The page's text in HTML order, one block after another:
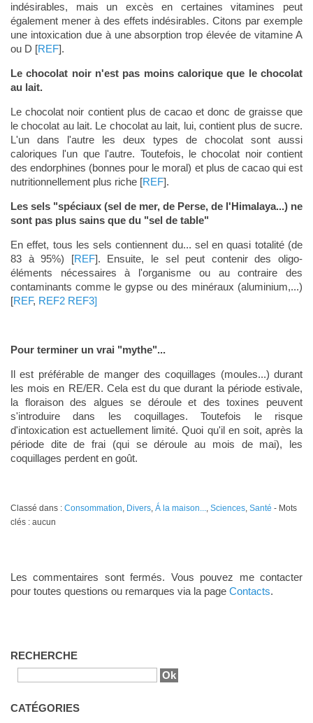
indésirables, mais un excès en certaines vitamines peut
également mener à des effets indésirables. Citons par exemple
une intoxication due à une absorption trop élevée de vitamine A
ou D [REF].
Le chocolat noir n'est pas moins calorique que le chocolat
au lait.
Le chocolat noir contient plus de cacao et donc de graisse que
le chocolat au lait. Le chocolat au lait, lui, contient plus de sucre.
L'un dans l'autre les deux types de chocolat sont aussi
caloriques l'un que l'autre. Toutefois, le chocolat noir contient
des endorphines (bonnes pour le moral) et plus de cacao qui est
nutritionnellement plus riche [REF].
Les sels "spéciaux (sel de mer, de Perse, de l'Himalaya...) ne
sont pas plus sains que du "sel de table"
En effet, tous les sels contiennent du... sel en quasi totalité (de
83 à 95%) [REF]. Ensuite, le sel peut contenir des oligo-
éléments nécessaires à l'organisme ou au contraire des
contaminants comme le gypse ou des minéraux (aluminium,...)
[REF, REF2 REF3]
Pour terminer un vrai "mythe"...
Il est préférable de manger des coquillages (moules...) durant
les mois en RE/ER. Cela est du que durant la période estivale,
la floraison des algues se déroule et des toxines peuvent
s'introduire dans les coquillages. Toutefois le risque
d'intoxication est actuellement limité. Quoi qu'il en soit, après la
période dite de frai (qui se déroule au mois de mai), les
coquillages perdent en goût.
Classé dans : Consommation, Divers, Á la maison..., Sciences, Santé - Mots
clés : aucun
Les commentaires sont fermés. Vous pouvez me contacter
pour toutes questions ou remarques via la page Contacts.
RECHERCHE
CATÉGORIES